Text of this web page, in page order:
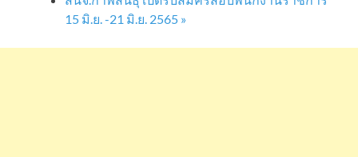
15 มิ.ย. -21 มิ.ย. 2565 »